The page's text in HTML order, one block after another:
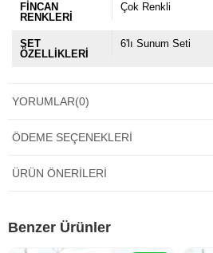
FİNCAN
RENKLERİ
Çok Renkli
SET
ÖZELLİKLERİ
6'lı Sunum Seti
YORUMLAR(0)
ÖDEME SEÇENEKLERI
ÜRÜN ÖNERILERI
Benzer Ürünler